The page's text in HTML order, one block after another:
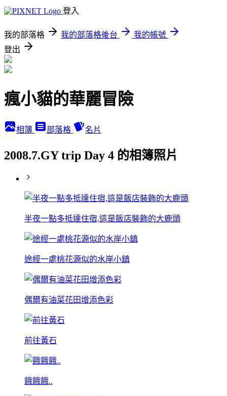
登入
我的部落格 我的部落格後台
我的帳號
登出
瘋小貓的華麗冒險
相簿 部落格 名片
2008.7.GY trip Day 4 的相簿照片
半夜一點多抵達住宿,這是飯店裝飾的大鹿頭
途經一處桃花源似的水岸小鎮
偶爾有油菜花田增添色彩
前往黃石
餓餓餓..